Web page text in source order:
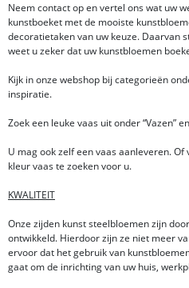
Neem contact op en vertel ons wat uw
kunstboeket met de mooiste
decoratietaken van uw keuze. Daarvan
weet u zeker dat uw kunstbloemen
Kijk in onze webshop bij categorieën
inspiratie.
Zoek een leuke vaas uit onder “Vazen”
U mag ook zelf een vaas aanleveren.
kleur vaas te zoeken voor u.
KWALITEIT
Onze zijden kunst steelbloemen zijn
ontwikkeld. Hierdoor zijn ze niet meer
ervoor dat het gebruik van
gaat om de inrichting van uw huis,